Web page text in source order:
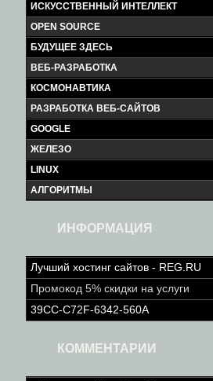
ИСКУССТВЕННЫЙ ИНТЕЛЛЕКТ
OPEN SOURCE
БУДУЩЕЕ ЗДЕСЬ
ВЕБ-РАЗРАБОТКА
КОСМОНАВТИКА
РАЗРАБОТКА ВЕБ-САЙТОВ
GOOGLE
ЖЕЛЕЗО
LINUX
АЛГОРИТМЫ
ИНФОРМАЦИЯ
Лучший хостинг сайтов - REG.RU
Промокод 5% скидки на услуги
39CC-C72F-6342-560A
КОММЕНТАРИИ